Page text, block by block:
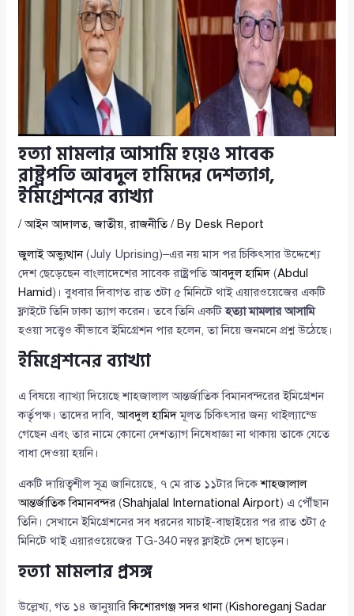
হত্যা মামলার আসামি হয়েও সাবেক
রাষ্ট্রপতি আবদুল হামিদের দেশত্যাগ,
ইমিগ্রেশনের ব্যাখ্যা
/আইন আদালত,জাতীয়,রাজনীতি/ By Desk Report
জুলাই অভ্যুত্থান(July Uprising)–এর নয় মাস পর চিকিৎসার উদ্দেশ্যে
দেশ ছেড়েছেন বাংলাদেশের সাবেক রাষ্ট্রপতিআবদুল হামিদ (Abdul
Hamid)। বুধবার দিবাগত রাত ৩টা ৫ মিনিটে থাই এয়ারওয়েজের একটি
ফ্লাইটে তিনি ঢাকা ত্যাগ করেন। তবে তিনি একটিহত্যা মামলার আসামি
হওয়া সত্ত্বেও কীভাবে ইমিগ্রেশন পার হলেন, তা নিয়ে জনমনে প্রশ্ন উঠেছে।
ইমিগ্রেশনের ব্যাখ্যা
এ বিষয়ে ব্যাখ্যা দিয়েছে শাহজালাল আন্তর্জাতিক বিমানবন্দরের ইমিগ্রেশন
কর্তৃপক্ষ। তাদের দাবি,আবদুল হামিদমূলত চিকিৎসার জন্য থাইল্যান্ডে
গেছেন এবং তার নামে কোনো দেশত্যাগ নিষেধাজ্ঞা না থাকায় তাকে যেতে
বাধা দেওয়া হয়নি।
একটি দায়িত্বশীল সূত্র জানিয়েছে, ৭ মে রাত ১১টার দিকেশাহজালাল
আন্তর্জাতিক বিমানবন্দর (Shahjalal International Airport) এ পৌঁছান
তিনি। সেখানে ইমিগ্রেশনের সব ধরনের যাচাই-বাছাইয়ের পর রাত ৩টা ৫
মিনিটে থাই এয়ারওয়েজের TG-340 নম্বর ফ্লাইটে দেশ ছাড়েন।
হত্যা মামলার প্রসঙ্গ
উল্লেখ্য, গত ১৪ জানুয়ারিকিশোরগঞ্জ সদর থানা(Kishoreganj Sadar